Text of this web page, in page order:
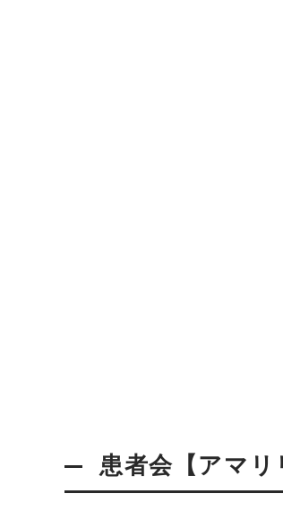
患者会【アマ